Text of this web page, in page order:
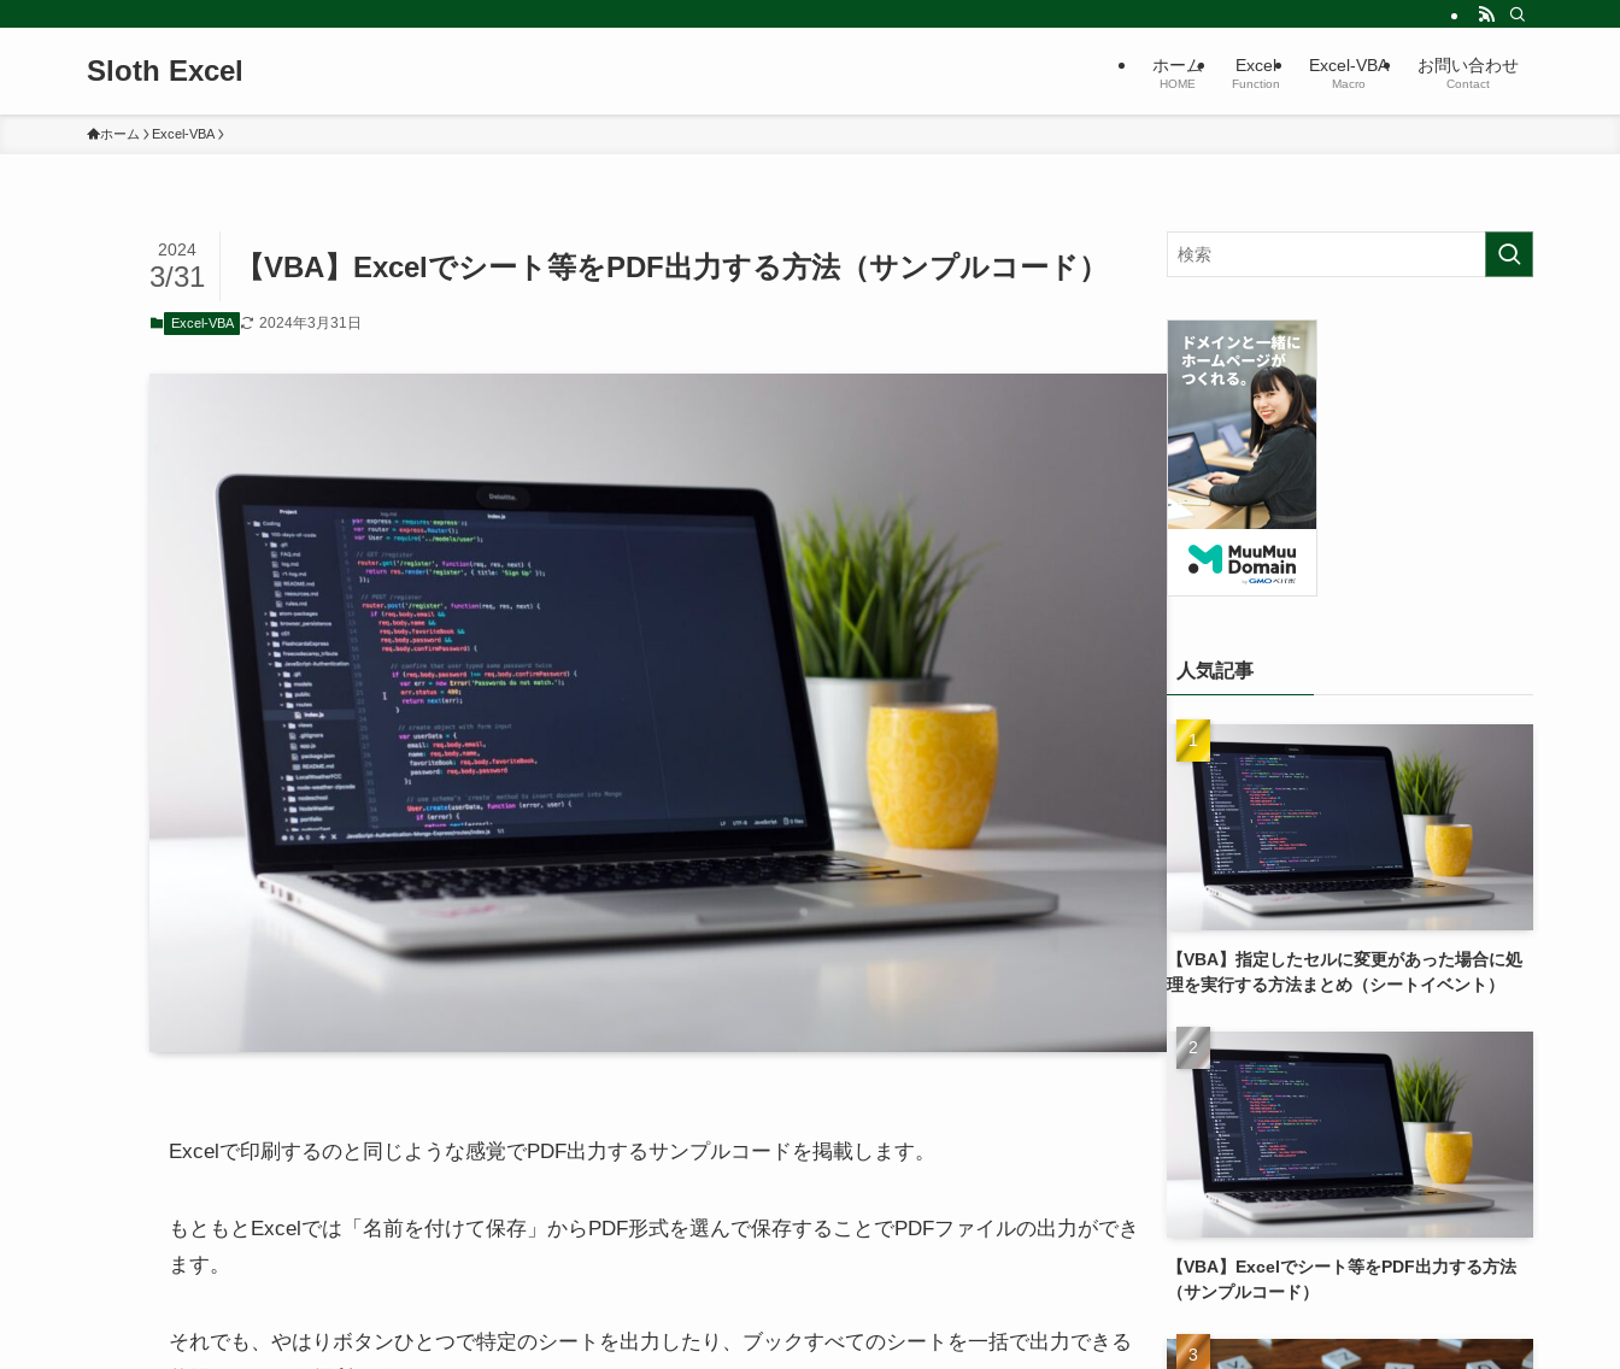
Sloth Excel ホーム
HOME
Excel
Function
Excel-VBA
Macro
お問い合わせ
Contact
ホーム Excel-VBA
【VBA】Excelでシート等をPDF出力する方法（サンプルコード）
2024
3/31
Excel-VBA 2024年3月31日
Excelで印刷するのと同じような感覚でPDF出力するサンプルコードを掲載します。
もともとExcelでは「名前を付けて保存」からPDF形式を選んで保存することでPDFファイルの出力ができ
ます。
それでも、やはりボタンひとつで特定のシートを出力したり、ブックすべてのシートを一括で出力できる
人気記事
【VBA】指定したセルに変更があった場合に処
理を実行する方法まとめ（シートイベント）
【VBA】Excelでシート等をPDF出力する方法
（サンプルコード）